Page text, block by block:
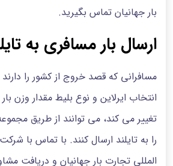
بار جهانیان تماس بگیرید.
ارسال بار مسافری به
مسافرانی که قصد خروج از کشور را
انتخاب ایرلاین و نوع بلیط مقدار وزن بار
تغییر می کند، می توانند از طریق
را به تایلند ارسال کنند. با تماس با
المللی تجارت بار جهانیان و دریافت